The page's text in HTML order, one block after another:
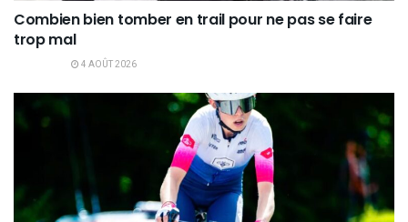
Combien bien tomber en trail pour ne pas se faire
trop mal
4 AOÛT 2026